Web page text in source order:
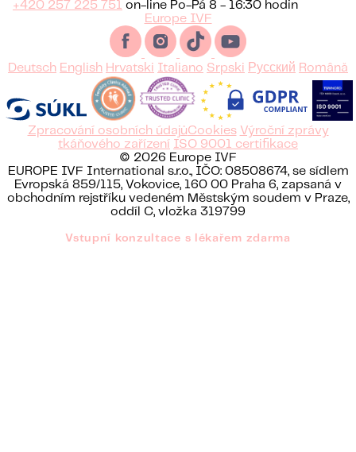
+420 257 225 751
on-line Po-Pá 8 - 16:30 hodin
Europe IVF
Deutsch English Hrvatski Italiano Srpski Русский Română
Zpracování osobních údajůCookies Výroční zprávy
tkáňového zařízení
ISO 9001 certifikace
© 2026 Europe IVF
EUROPE IVF International s.r.o., IČO: 08508674, se sídlem
Evropská 859/115, Vokovice, 160 00 Praha 6, zapsaná v
obchodním rejstříku vedeném Městským soudem v Praze,
oddíl C, vložka 319799
Vstupní konzultace s lékařem zdarma